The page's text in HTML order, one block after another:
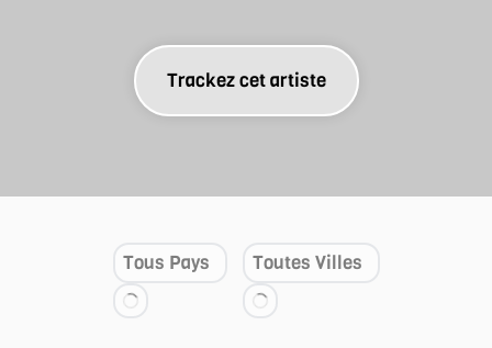
Trackez cet artiste
Tous Pays Toutes Villes